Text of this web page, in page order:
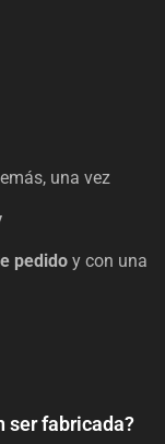
una vez
pedidoy con una
ser fabricada?